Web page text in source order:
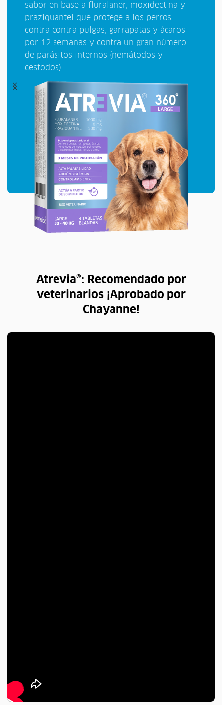
sabor en base a fluralaner, moxidectina y
praziquantel que protege a los perros
contra contra pulgas, garrapatas y ácaros
por 12 semanas y contra un gran número
de parásitos internos (nemátodos y
cestodos).
Atrevia®: Recomendado por
veterinarios ¡Aprobado por
Chayanne!